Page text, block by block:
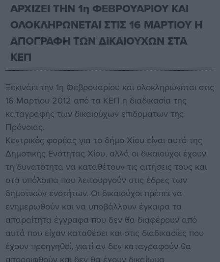
ΑΡΧΙΖΕΙ ΤΗΝ 1η ΦΕΒΡΟΥΑΡΙΟΥ ΚΑΙ
ΟΛΟΚΛΗΡΩΝΕΤΑΙ ΣΤΙΣ 16 ΜΑΡΤΙΟΥ Η
ΑΠΟΓΡΑΦΗ ΤΩΝ ΔΙΚΑΙΟΥΧΩΝ ΣΤΑ
ΚΕΠ
Ξεκινάει την 1η Φεβρουαρίου και ολοκληρώνεται στις
16 Μαρτίου 2012 από τα ΚΕΠ η διαδικασία της
καταγραφής των δικαιούχων επιδομάτων της
Πρόνοιας.
Κεντρικός φορέας για το δήμο Χίου είναι αυτό της
Δημοτικής Ενότητας Χίου, αλλά οι δικαιούχοι έχουν
τη δυνατότητα να καταθέτουν τις αιτήσεις τους και
στα υπόλοιπα που λειτουργούν στις έδρες των
δημοτικών ενοτήτων. Οι δικαιούχοι πρέπει να
ενημερωθούν και να υποβάλλουν έγκαιρα τα
απαραίτητα έγγραφα που δεν θα διαφέρουν από
αυτά που είχαν καταθέσει και στις διαδικασίες που
έχουν προηγηθεί, γιατί αν δεν καταγραφούν θα
απορριφθούν και δεν θα έχουν δικαίωμα